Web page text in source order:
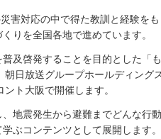
害対応の中で得た教訓と経験を
りを全国各地で進めています。
及啓発することを目的とした「
日放送グループホールディング
ト大阪で開催します。
地震発生から避難までどんな行
ぶコンテンツとして展開します